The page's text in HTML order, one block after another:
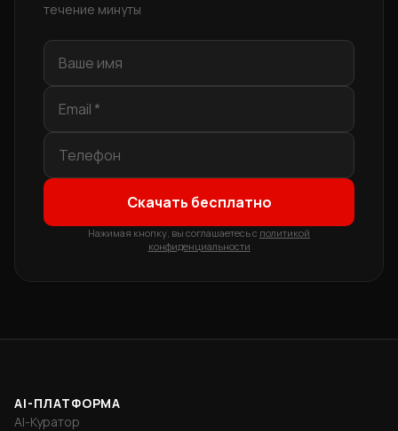
течение минуты
Скачать бесплатно
Нажимая кнопку, вы соглашаетесь с политикой
конфиденциальности
AI-ПЛАТФОРМА
AI-Куратор